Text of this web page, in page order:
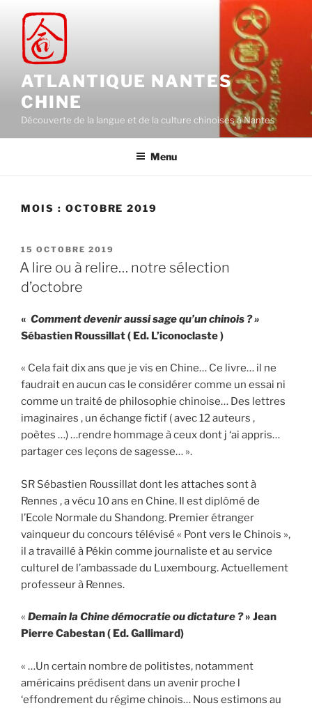
contenu
principal
ATLANTIQUE NANTES
CHINE
Découverte de la langue et de la culture chinoises à Nantes
Menu
MOIS : OCTOBRE 2019
PUBLIÉ
LE
15 OCTOBRE 2019
A lire ou à relire… notre sélection
d’octobre
« Comment devenir aussi sage qu’un chinois ? »
Sébastien Roussillat ( Ed. L’iconoclaste )
« Cela fait dix ans que je vis en Chine… Ce livre… il ne
faudrait en aucun cas le considérer comme un essai ni
comme un traité de philosophie chinoise… Des lettres
imaginaires , un échange fictif ( avec 12 auteurs ,
poètes …) …rendre hommage à ceux dont j ‘ai appris…
partager ces leçons de sagesse… ».
SR Sébastien Roussillat dont les attaches sont à
Rennes , a vécu 10 ans en Chine. Il est diplômé de
l’Ecole Normale du Shandong. Premier étranger
vainqueur du concours télévisé « Pont vers le Chinois »,
il a travaillé à Pékin comme journaliste et au service
culturel de l’ambassade du Luxembourg. Actuellement
professeur à Rennes.
« Demain la Chine démocratie ou dictature ?» Jean
Pierre Cabestan ( Ed. Gallimard)
« …Un certain nombre de politistes, notamment
américains prédisent dans un avenir proche l
‘effondrement du régime chinois… Nous estimons au